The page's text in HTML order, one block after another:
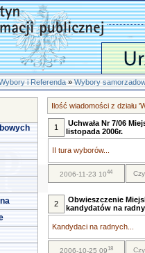
i Referenda»Wybory
Ilość wiadomości z działu
1
Uchwała Nr 7/06
listopada 2006r.
II tura wyborów...
2006-11-23 1044
2
Obwieszczenie
kandydatów na
Kandydaci na radnych...
2006-10-25 0918